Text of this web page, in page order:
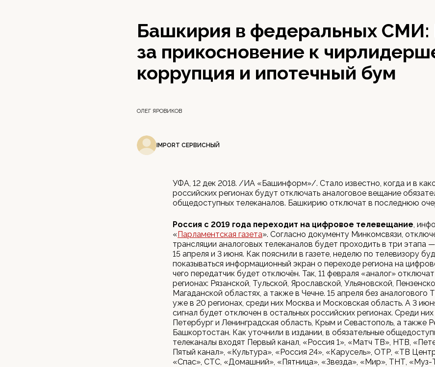
Башкирия в федеральных
за прикосновение к
коррупция и ипотечный бум
ОЛЕГ ЯРОВИКОВ
IMPORT СЕРВИСНЫЙ
УФА, 12 дек 2018. /ИА «Башинформ»/. Стало известно, когда и в
российских регионах будут отключать аналоговое вещание
общедоступных телеканалов. Башкирию отключат в последнюю
Россия с 2019 года переходит на цифровое телевещание,
«Парламентская газета». Согласно документу Минкомсвязи,
трансляции аналоговых телеканалов будет проходить в три этапа
15 апреля и 3 июня. Как пояснили в газете, неделю по телевизору
показываться информационный экран о переходе региона на
чего передатчик будет отключён. Так, 11 февраля «аналог»
регионах: Рязанской, Тульской, Ярославской, Ульяновской,
Магаданской областях, а также в Чечне. 15 апреля без аналогового
уже в 20 регионах, среди них Москва и Московская область. А 3
сигнал будет отключен в остальных российских регионах. Среди
Петербург и Ленинградская область, Крым и Севастополь, а также
Башкортостан. Как уточнили в издании, в обязательные
телеканалы входят Первый канал, «Россия 1», «Матч ТВ», НТВ,
Пятый канал», «Культура», «Россия 24», «Карусель», ОТР, «ТВ
«Спас», СТС, «Домашний», «Пятница», «Звезда», «Мир», ТНТ, «Муз-